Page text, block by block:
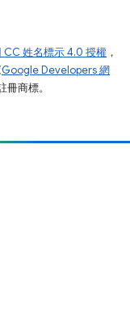
CC 姓名標示 4.0 授權 ，
Google Developers 網
商標。